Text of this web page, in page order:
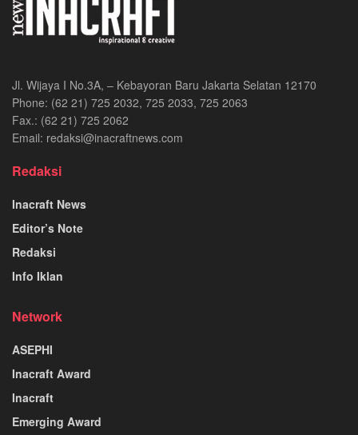
Jl. Wijaya I No.3A, – Kebayoran Baru Jakarta Selatan 12170
Phone: (62 21) 725 2032, 725 2033, 725 2063
Fax.: (62 21) 725 2062
Email: redaksi@inacraftnews.com
Redaksi
Inacraft News
Editor’s Note
Redaksi
Info Iklan
Network
ASEPHI
Inacraft Award
Inacraft
Emerging Award